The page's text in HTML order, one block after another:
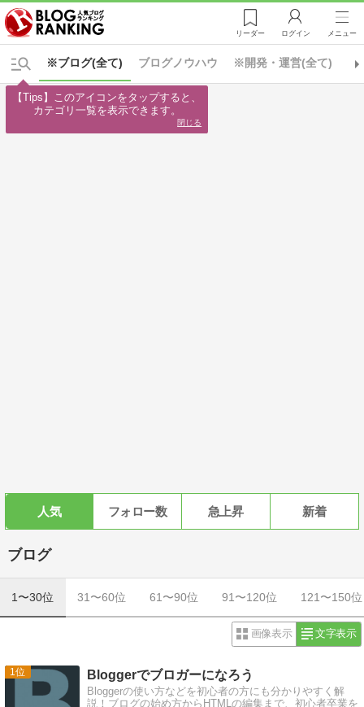
リーダー ログイン メニュー
※ブログ(全て) ※開発・運営(全て)
ブログノウハウ
人気 フォロー数 急上昇 新着
ブログ
1〜30位 31〜60位 61〜90位 91〜120位 121〜150位
画像表示 文字表示
1 Bloggerでブロガーになろう
Bloggerの使い方などを初心者の方にも分かりやすく解
説！ブログの始め方からHTMLの編集まで、初心者卒業を
【Tips】このアイコンをタップすると、
カテゴリ一覧を表示できます。
閉じる